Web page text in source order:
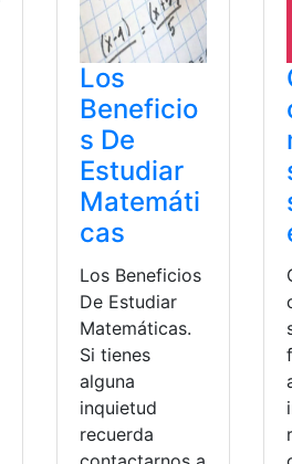
Los
Beneficio
s De
Estudiar
Matemáti
cas
Los Beneficios
De Estudiar
Matemáticas.
Si tienes
alguna
inquietud
recuerda